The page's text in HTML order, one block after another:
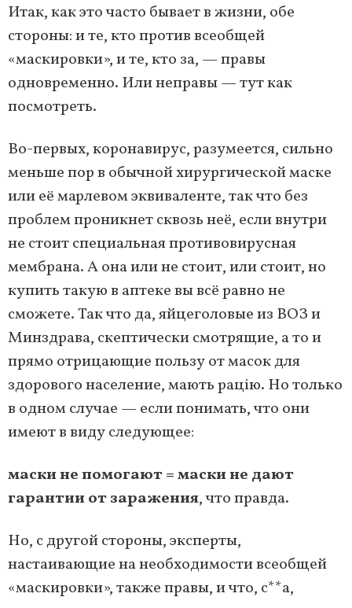
Итак, как это часто бывает в жизни, обе
стороны: и те, кто против всеобщей
«маскировки», и те, кто за, — правы
одновременно. Или неправы — тут как
посмотреть.
Во-первых, коронавирус, разумеется, сильно
меньше пор в обычной хирургической маске
или её марлевом эквиваленте, так что без
проблем проникнет сквозь неё, если внутри
не стоит специальная противовирусная
мембрана. А она или не стоит, или стоит, но
купить такую в аптеке вы всё равно не
сможете. Так что да, яйцеголовые из ВОЗ и
Минздрава, скептически смотрящие, а то и
прямо отрицающие пользу от масок для
здорового население, мають рацію. Но только
в одном случае — если понимать, что они
имеют в виду следующее:
маски не помогают = маски не дают
гарантии от заражения, что правда.
Но, с другой стороны, эксперты,
настаивающие на необходимости всеобщей
«маскировки», также правы, и что, с**а,